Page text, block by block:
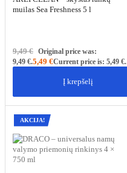
muilas Sea Freshness 5 l
9,49€ Original price was:
9,49 €.5,49 €Current price is: 5,49 €.
Į krepšelį
AKCIJA!